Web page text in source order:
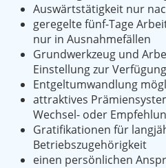
Auswärtstätigkeit nur
geregelte fünf-Tage
nur in Ausnahmefällen
Grundwerkzeug und
Einstellung zur
Entgeltumwandlung
attraktives
Wechsel- oder
Gratifikationen für
Betriebszugehörigkeit
einen persönlichen